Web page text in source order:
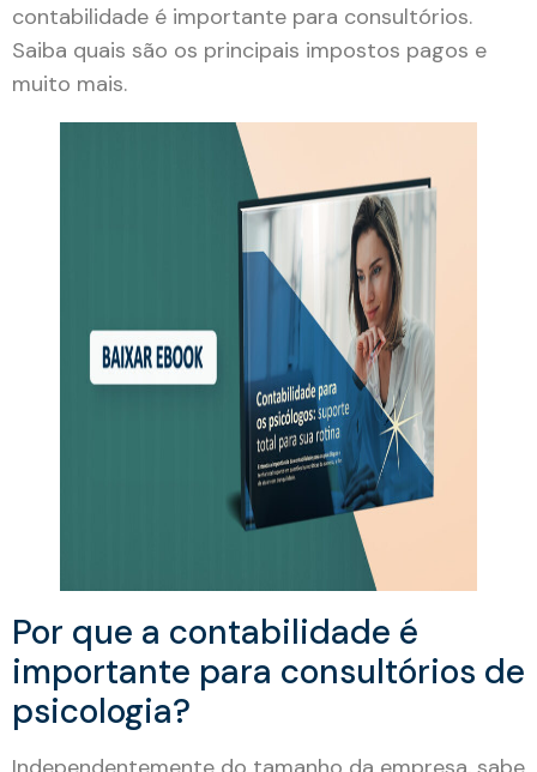
contabilidade é importante para consultórios.
Saiba quais são os principais impostos pagos e
muito mais.
Por que a contabilidade é
importante para consultórios de
psicologia?